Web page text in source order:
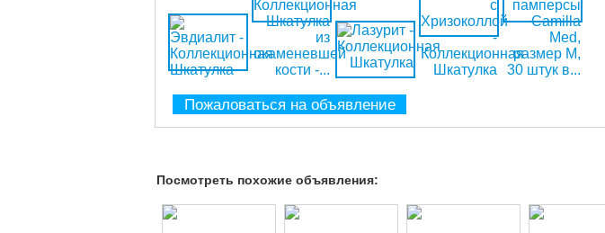
Пожаловаться на объявление
Посмотреть похожие объявления: